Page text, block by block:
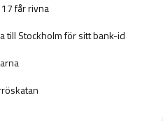
får rivna
till Stockholm för sitt bank-id